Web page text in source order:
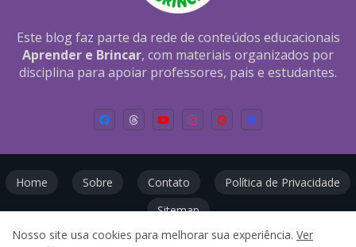
Este blog faz parte da rede de conteúdos educacionais
Aprender e Brincar, com materiais organizados por
disciplina para apoiar professores, pais e estudantes.
Home Sobre Contato
Política de Privacidade
Sitemap
Todos os direitos reservados ©
Nosso site usa cookies para melhorar sua experiência. Ver